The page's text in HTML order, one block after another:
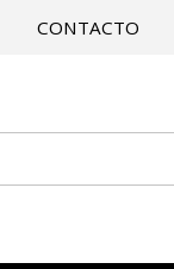
CONTACTO